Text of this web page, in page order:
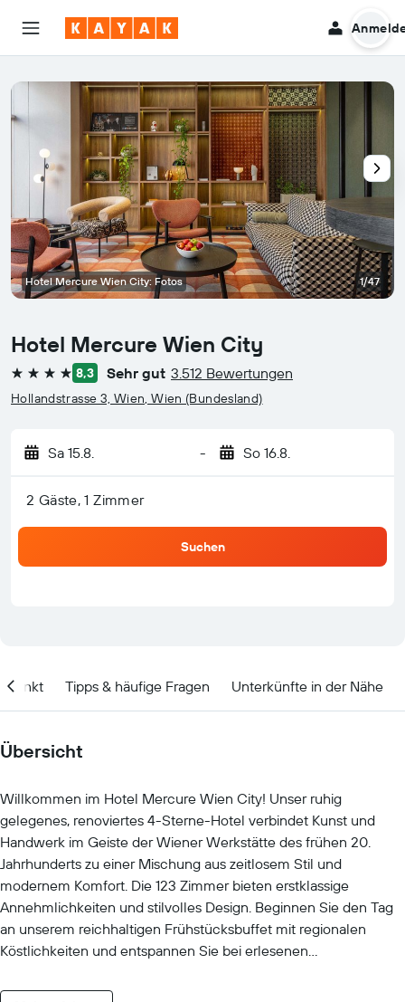
Hotel Mercure Wien City
4 Sterne 8,3 Sehr gut 3.512 Bewertungen
Hollandstrasse 3, Wien, Wien (Bundesland)
Sa 15.8. - So 16.8.
2 Gäste, 1 Zimmer
Suchen
Hotel Mercure Wien City: Fotos 1/47
Tipps & häufige Fragen Unterkünfte in der Nähe
Übersicht
Willkommen im Hotel Mercure Wien City! Unser ruhig
gelegenes, renoviertes 4-Sterne-Hotel verbindet Kunst und
Handwerk im Geiste der Wiener Werkstätte des frühen 20.
Jahrhunderts zu einer Mischung aus zeitlosem Stil und
modernem Komfort. Die 123 Zimmer bieten erstklassige
Annehmlichkeiten und stilvolles Design. Beginnen Sie den Tag
an unserem reichhaltigen Frühstücksbuffet mit regionalen
Köstlichkeiten und entspannen Sie bei erlesenen
geöffneten Bar.